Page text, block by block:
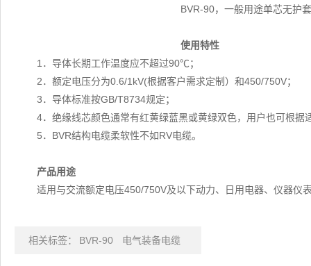
BVR-90，一般用途单芯无护
使用特性
1．导体长期工作温度应不超过90℃；
2．额定电压分为0.6/1kV(根据客户需求定制）和450/750V；
3．导体标准按GB/T8734规定；
4．绝缘线芯颜色通常有红黄绿蓝黑或黄绿双色，用户也可根据
5．BVR结构电缆柔软性不如RV电缆。
产品用途
适用与交流额定电压450/750V及以下动力、日用电器、仪器仪
相关标签： BVR-90 电气装备电缆